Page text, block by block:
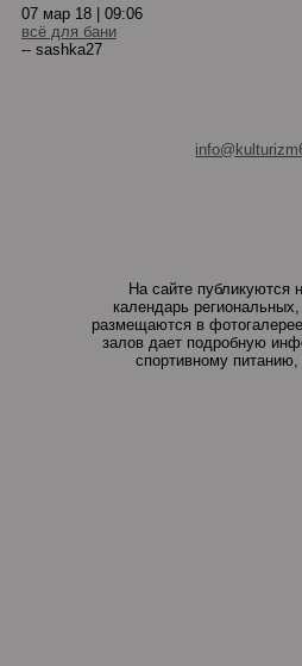
07 мар 18 | 09:06
всё для бани
-- sashka27
На сайте публикуются
календарь
размещаются в
залов дает подробную
спортивному